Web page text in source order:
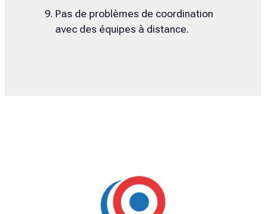
Pas de problèmes de coordination
avec des équipes à distance.